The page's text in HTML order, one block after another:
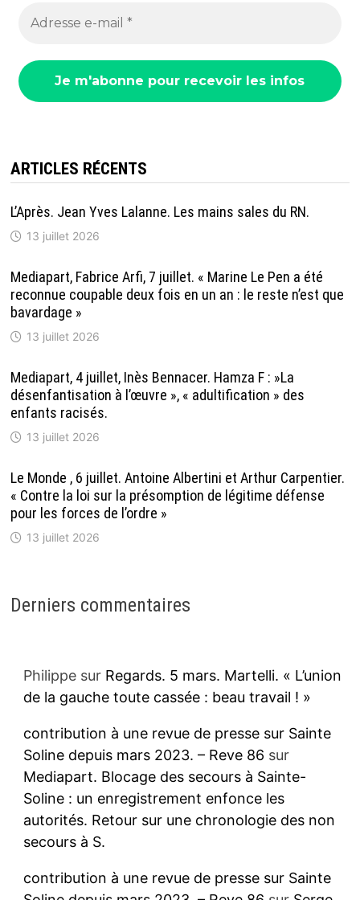
ARTICLES RÉCENTS
L’Après. Jean Yves Lalanne. Les mains sales du RN.
13 juillet 2026
Mediapart, Fabrice Arfi, 7 juillet. « Marine Le Pen a été
reconnue coupable deux fois en un an : le reste n’est que
bavardage »
13 juillet 2026
Mediapart, 4 juillet, Inès Bennacer. Hamza F : »La
désenfantisation à l’œuvre », « adultification » des
enfants racisés.
13 juillet 2026
Le Monde , 6 juillet. Antoine Albertini et Arthur Carpentier.
« Contre la loi sur la présomption de légitime défense
pour les forces de l’ordre »
13 juillet 2026
Derniers commentaires
Philippesur Regards. 5 mars. Martelli. « L’union
de la gauche toute cassée : beau travail ! »
contribution à une revue de presse sur Sainte
Soline depuis mars 2023. – Reve 86 sur
Mediapart. Blocage des secours à Sainte-
Soline : un enregistrement enfonce les
autorités. Retour sur une chronologie des non
secours à S.
contribution à une revue de presse sur Sainte